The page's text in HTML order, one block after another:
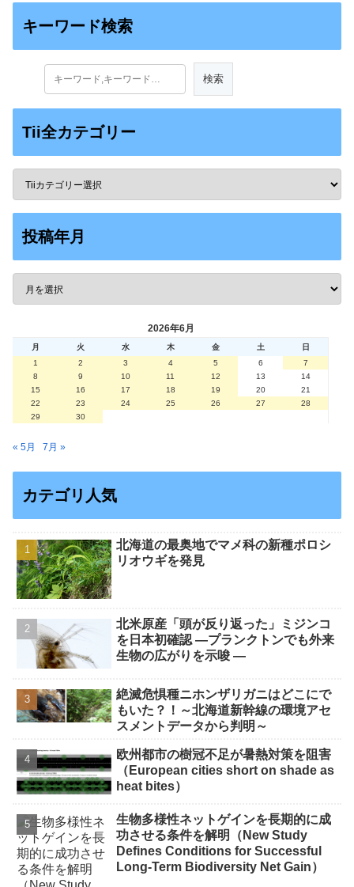
キーワード検索
Tii全カテゴリー
投稿年月
2026年6月
月 火 水 木 金 土
日
1
2 3 4 5 6
7
8
9 10 11 12 13
14
15
16 17 18 19 20
21
22
23 24 25 26 27
28
29
30
« 5月 7月 »
カテゴリ人気
北海道の最奥地でマメ科の新種ポロシ
リオウギを発見
北米原産「頭が反り返った」ミジンコ
を日本初確認 ―プランクトンでも外来
生物の広がりを示唆 ―
絶滅危惧種ニホンザリガニはどこにで
もいた？！～北海道新幹線の環境アセ
スメントデータから判明～
欧州都市の樹冠不足が暑熱対策を阻害
（European cities short on shade as
heat bites）
生物多様性ネットゲインを長期的に成
功させる条件を解明（New Study
Defines Conditions for Successful
Long-Term Biodiversity Net Gain）